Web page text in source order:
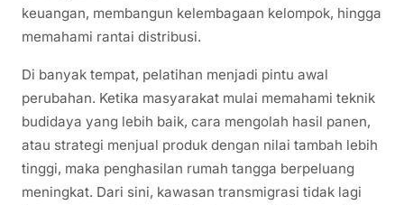
keuangan, membangun kelembagaan kelompok, hingga
memahami rantai distribusi.
Di banyak tempat, pelatihan menjadi pintu awal
perubahan. Ketika masyarakat mulai memahami teknik
budidaya yang lebih baik, cara mengolah hasil panen,
atau strategi menjual produk dengan nilai tambah lebih
tinggi, maka penghasilan rumah tangga berpeluang
meningkat. Dari sini, kawasan transmigrasi tidak lagi